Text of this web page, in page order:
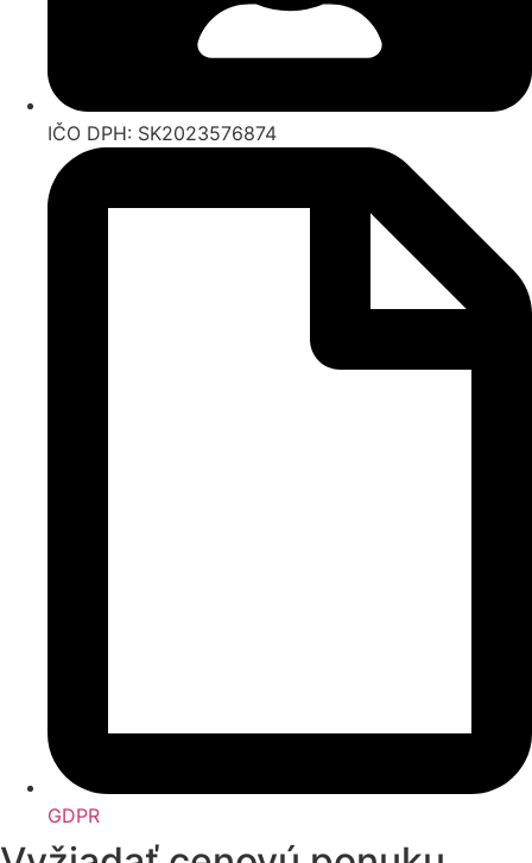
IČO DPH: SK2023576874
GDPR